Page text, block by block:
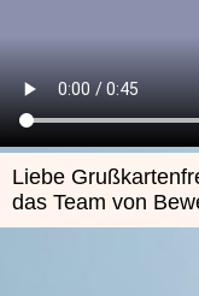
Liebe
das Team von